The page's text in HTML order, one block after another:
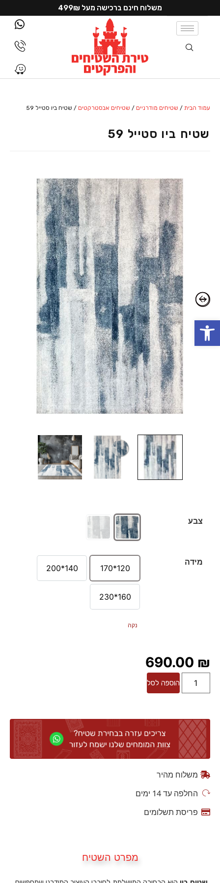
פתח סרגל נגישות
משלוח חינם ברכישה מעל 499₪
עמוד הבית / שטיחים מודרניים / שטיחים אבסטרקטים / שטיח ביו סטייל 59
שטיח ביו סטייל 59
צבע
מידה
120*170
140*200
160*230
נקה
690.00 ₪
הוספה לסל
משלוח מהיר
החלפה עד 14 ימים
פריסת תשלומים
מפרט השטיח